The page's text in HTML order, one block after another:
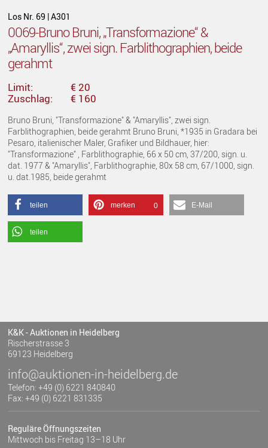
Los Nr. 69 | A301
0069-Bruno Bruni, „Transformazione“ &
„Amaryllis“, zwei sign. Farblithographien, beide
gerahmt
Limit:
€ 20
Zuschlag:
€ 160
Bruno Bruni, "Transformazione" & "Amaryllis", zwei sign.
Farblithographien, beide gerahmt Bruno Bruni, *1935 in Gradara bei
Pesaro, italienischer Maler, Grafiker und Bildhauer, hier:
"Transformazione" , Farblithographie, 66 x 50 cm, 37/200, sign. u.
dat. 1977 & "Amaryllis", Farblithographie, 80x 58 cm, 67/1000, sign.
u. dat.1985, beide gerahmt
teilen merken 0 E-Mail
teilen
K&K - Auktionen in Heidelberg
Rischerstrasse 3
69123 Heidelberg
info@auktionen-in-heidelberg.de
Telefon: +49 (0) 6221 840840
Fax: +49 (0) 6221 831335
Reguläre Öffnungszeiten
Mittwoch bis Freitag 13–18 Uhr